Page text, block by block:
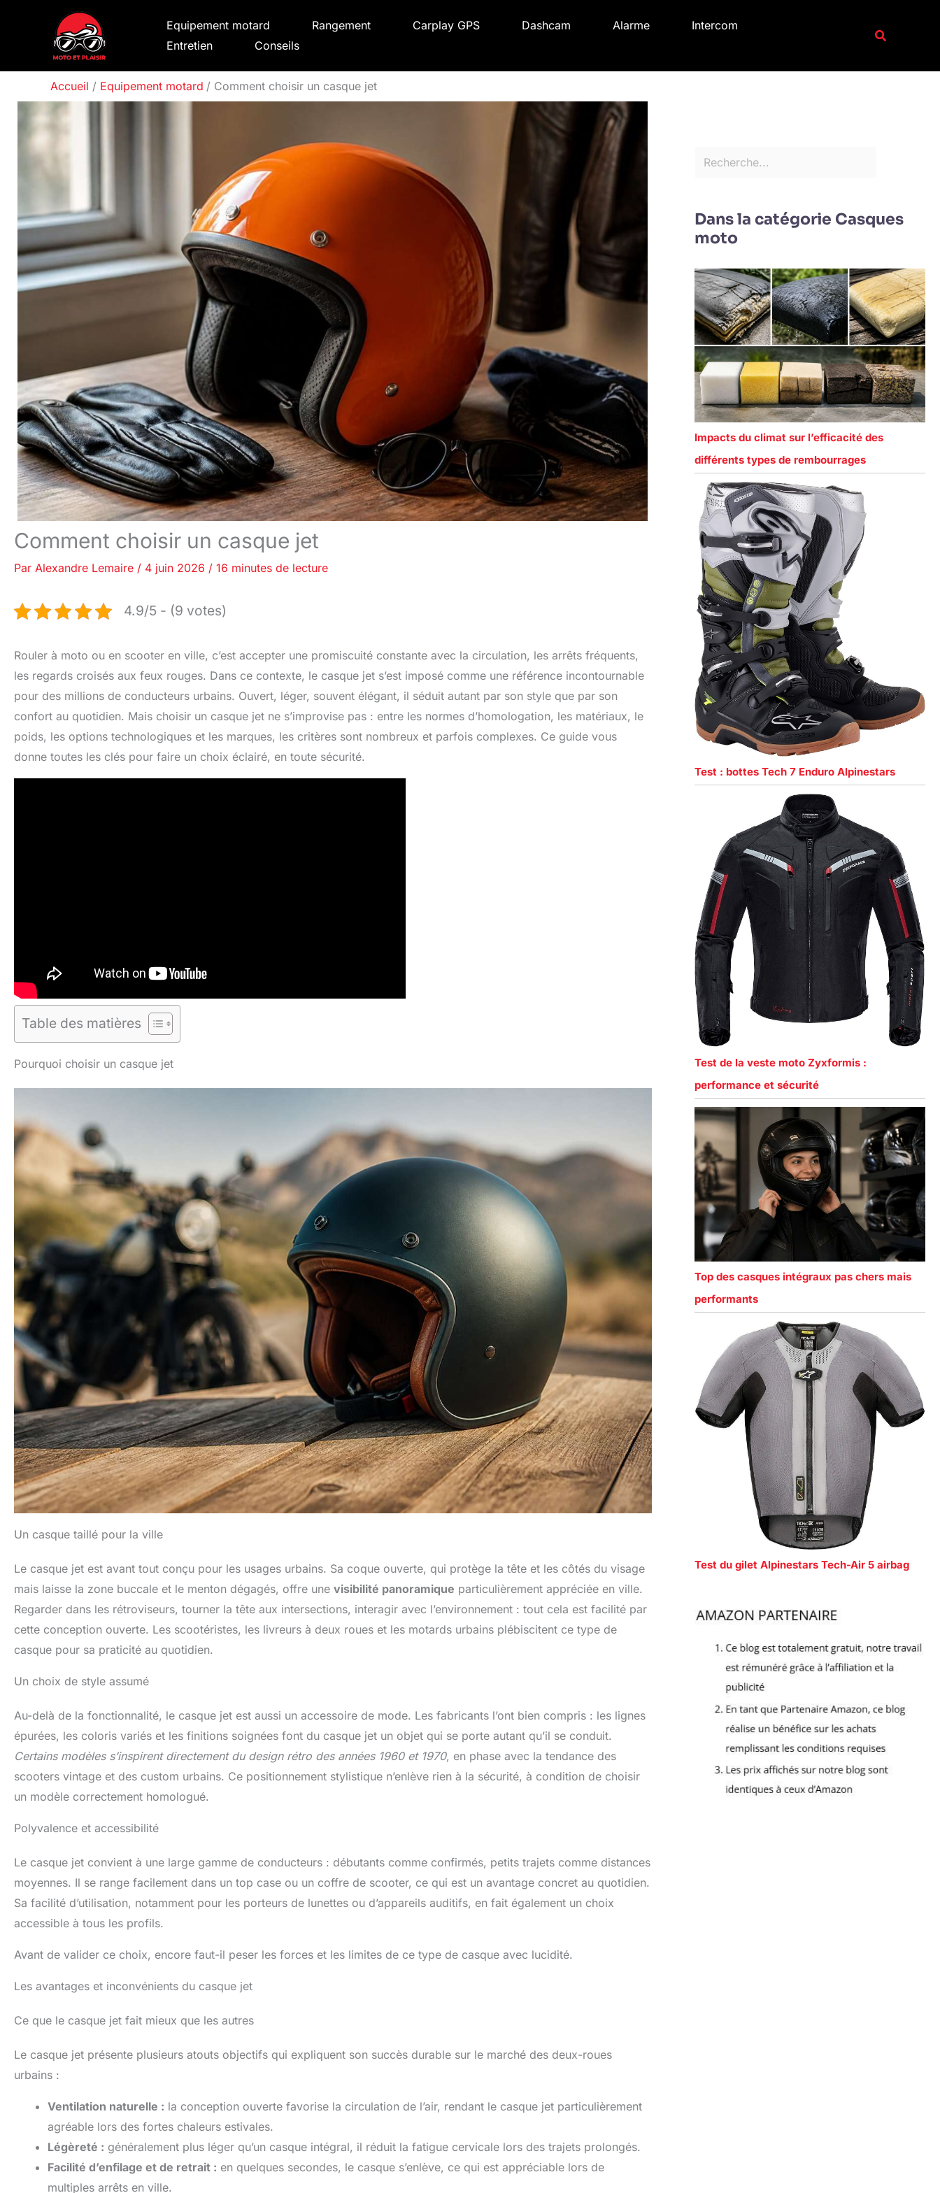
Equipement motard Rangement Carplay GPS Dashcam Alarme
Intercom
Entretien
Conseils
Accueil Equipement motard Comment choisir un casque jet
Comment choisir un casque jet
Par Alexandre Lemaire / 4 juin 2026 / 16 minutes de lecture
4.9/5 - (9 votes)
Rouler à moto ou en scooter en ville, c’est accepter une promiscuité constante avec la circulation, les arrêts fréquents,
les regards croisés aux feux rouges. Dans ce contexte, le casque jet s’est imposé comme une référence incontournable
pour des millions de conducteurs urbains. Ouvert, léger, souvent élégant, il séduit autant par son style que par son
confort au quotidien. Mais choisir un casque jet ne s’improvise pas : entre les normes d’homologation, les matériaux, le
poids, les options technologiques et les marques, les critères sont nombreux et parfois complexes. Ce guide vous
donne toutes les clés pour faire un choix éclairé, en toute sécurité.
Table des matières
Pourquoi choisir un casque jet
Un casque taillé pour la ville
Le casque jet est avant tout conçu pour les usages urbains. Sa coque ouverte, qui protège la tête et les côtés du visage
mais laisse la zone buccale et le menton dégagés, offre une visibilité panoramique particulièrement appréciée en ville.
Regarder dans les rétroviseurs, tourner la tête aux intersections, interagir avec l’environnement : tout cela est facilité par
cette conception ouverte. Les scootéristes, les livreurs à deux roues et les motards urbains plébiscitent ce type de
casque pour sa praticité au quotidien.
Un choix de style assumé
Au-delà de la fonctionnalité, le casque jet est aussi un accessoire de mode. Les fabricants l’ont bien compris : les lignes
épurées, les coloris variés et les finitions soignées font du casque jet un objet qui se porte autant qu’il se conduit.
Certains modèles s’inspirent directement du design rétro des années 1960 et 1970, en phase avec la tendance des
scooters vintage et des custom urbains. Ce positionnement stylistique n’enlève rien à la sécurité, à condition de choisir
un modèle correctement homologué.
Polyvalence et accessibilité
Le casque jet convient à une large gamme de conducteurs : débutants comme confirmés, petits trajets comme distances
moyennes. Il se range facilement dans un top case ou un coffre de scooter, ce qui est un avantage concret au quotidien.
Sa facilité d’utilisation, notamment pour les porteurs de lunettes ou d’appareils auditifs, en fait également un choix
accessible à tous les profils.
Avant de valider ce choix, encore faut-il peser les forces et les limites de ce type de casque avec lucidité.
Les avantages et inconvénients du casque jet
Ce que le casque jet fait mieux que les autres
Le casque jet présente plusieurs atouts objectifs qui expliquent son succès durable sur le marché des deux-roues
urbains :
Ventilation naturelle : la conception ouverte favorise la circulation de l’air, rendant le casque jet particulièrement
agréable lors des fortes chaleurs estivales.
Légèreté : généralement plus léger qu’un casque intégral, il réduit la fatigue cervicale lors des trajets prolongés.
Facilité d’enfilage et de retrait : en quelques secondes, le casque s’enlève, ce qui est appréciable lors de
multiples arrêts en ville.
e
rDans la catégorie Casques
moto
Impacts du climat sur l’efficacité des
différents types de rembourrages
Test : bottes Tech 7 Enduro Alpinestars
Test de la veste moto Zyxformis :
performance et sécurité
Top des casques intégraux pas chers mais
performants
Test du gilet Alpinestars Tech-Air 5 airbag